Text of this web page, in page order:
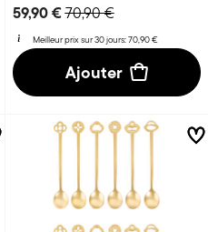
59,90 €Price reduced from
70,90 €to
Meilleur prix sur 30 jours:70,90 €
Ajouter